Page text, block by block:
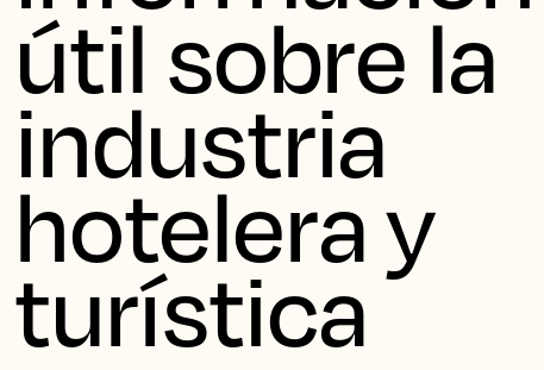
útil sobre la
industria
hotelera y
turística